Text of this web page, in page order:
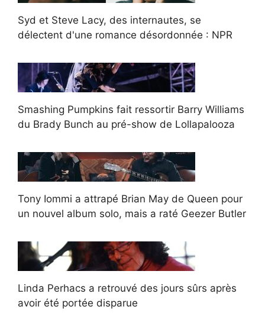
Syd et Steve Lacy, des internautes, se
délectent d'une romance désordonnée : NPR
Smashing Pumpkins fait ressortir Barry Williams
du Brady Bunch au pré-show de Lollapalooza
Tony Iommi a attrapé Brian May de Queen pour
un nouvel album solo, mais a raté Geezer Butler
Linda Perhacs a retrouvé des jours sûrs après
avoir été portée disparue